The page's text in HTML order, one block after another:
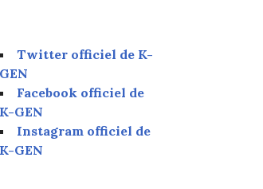
Twitter officiel de K-
GEN
Facebook officiel de
K-GEN
Instagram officiel de
K-GEN